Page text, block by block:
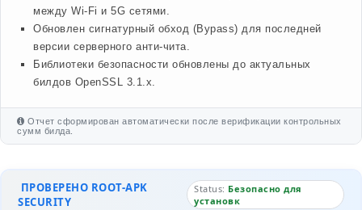
между Wi-Fi и 5G сетями.
Обновлен сигнатурный обход (Bypass) для последней
версии серверного анти-чита.
Библиотеки безопасности обновлены до актуальных
билдов OpenSSL 3.1.x.
Отчет сформирован автоматически после верификации контрольных
сумм билда.
ПРОВЕРЕНО ROOT-APK
SECURITY
Status: Безопасно для
установк